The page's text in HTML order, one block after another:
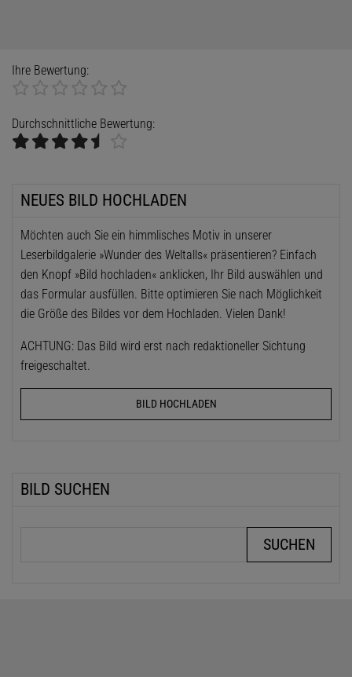
Ihre Bewertung:
Durchschnittliche Bewertung:
NEUES BILD HOCHLADEN
Möchten auch Sie ein himmlisches Motiv in unserer
Leserbildgalerie »Wunder des Weltalls« präsentieren? Einfach
den Knopf »Bild hochladen« anklicken, Ihr Bild auswählen und
das Formular ausfüllen. Bitte optimieren Sie nach Möglichkeit
die Größe des Bildes vor dem Hochladen. Vielen Dank!
ACHTUNG: Das Bild wird erst nach redaktioneller Sichtung
freigeschaltet.
BILD HOCHLADEN
BILD SUCHEN